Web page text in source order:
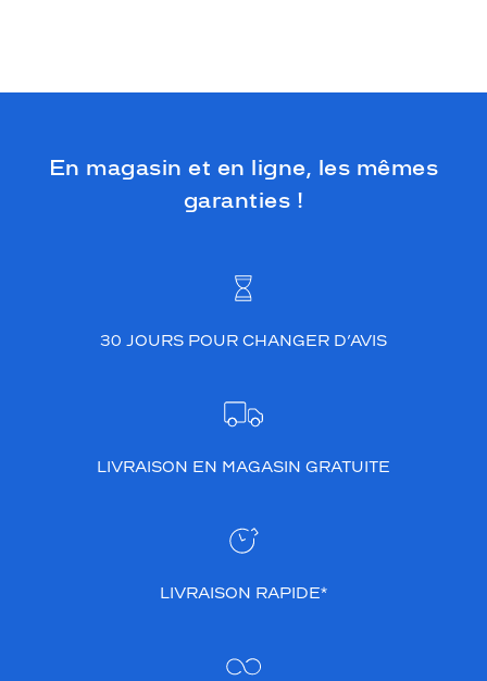
En magasin et en ligne, les mêmes
garanties !
30 JOURS POUR CHANGER D’AVIS
LIVRAISON EN MAGASIN GRATUITE
LIVRAISON RAPIDE*